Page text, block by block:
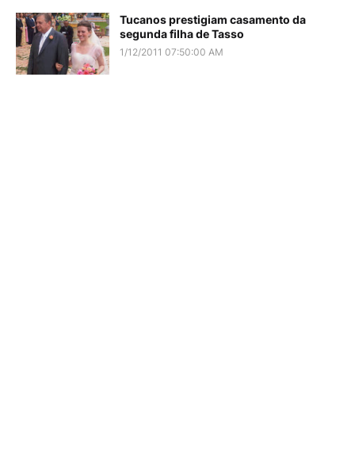
Tucanos prestigiam casamento da
segunda filha de Tasso
1/12/2011 07:50:00 AM